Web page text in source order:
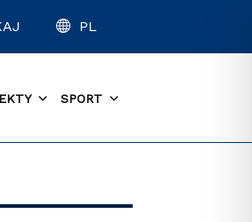
PL
SPORT